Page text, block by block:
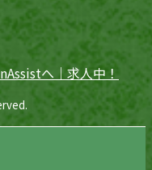
へ｜求人中！